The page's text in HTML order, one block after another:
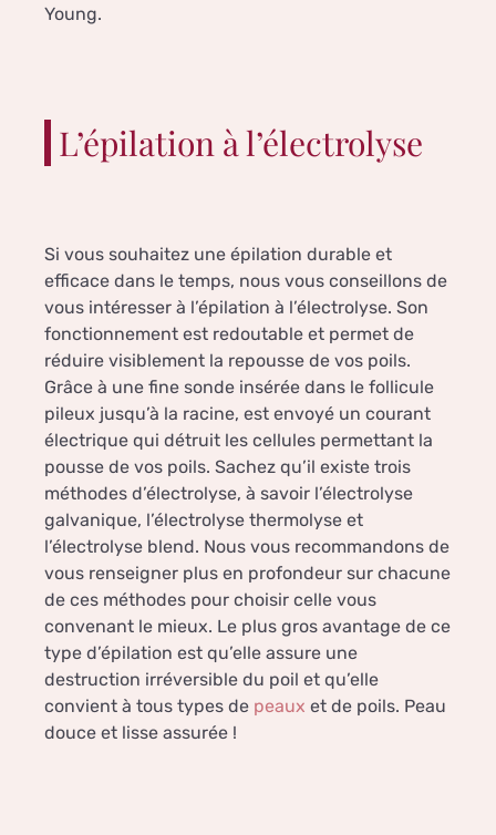
Young.
L’épilation à l’électrolyse
Si vous souhaitez une épilation durable et
efficace dans le temps, nous vous conseillons de
vous intéresser à l’épilation à l’électrolyse. Son
fonctionnement est redoutable et permet de
réduire visiblement la repousse de vos poils.
Grâce à une fine sonde insérée dans le follicule
pileux jusqu’à la racine, est envoyé un courant
électrique qui détruit les cellules permettant la
pousse de vos poils. Sachez qu’il existe trois
méthodes d’électrolyse, à savoir l’électrolyse
galvanique, l’électrolyse thermolyse et
l’électrolyse blend. Nous vous recommandons de
vous renseigner plus en profondeur sur chacune
de ces méthodes pour choisir celle vous
convenant le mieux. Le plus gros avantage de ce
type d’épilation est qu’elle assure une
destruction irréversible du poil et qu’elle
convient à tous types de peaux et de poils. Peau
douce et lisse assurée !